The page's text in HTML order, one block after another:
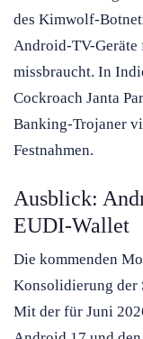
des Kimwolf-
Android-TV-
missbraucht. In
Cockroach Janta
Banking-Trojaner
Festnahmen.
Ausblick:
EUDI-Wallet
Die kommenden
Konsolidierung der
Mit der für Juni